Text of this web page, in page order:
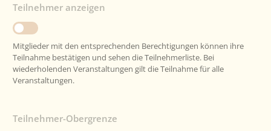
Teilnehmer anzeigen
Mitglieder mit den entsprechenden Berechtigungen können ihre
Teilnahme bestätigen und sehen die Teilnehmerliste. Bei
wiederholenden Veranstaltungen gilt die Teilnahme für alle
Veranstaltungen.
Teilnehmer-Obergrenze